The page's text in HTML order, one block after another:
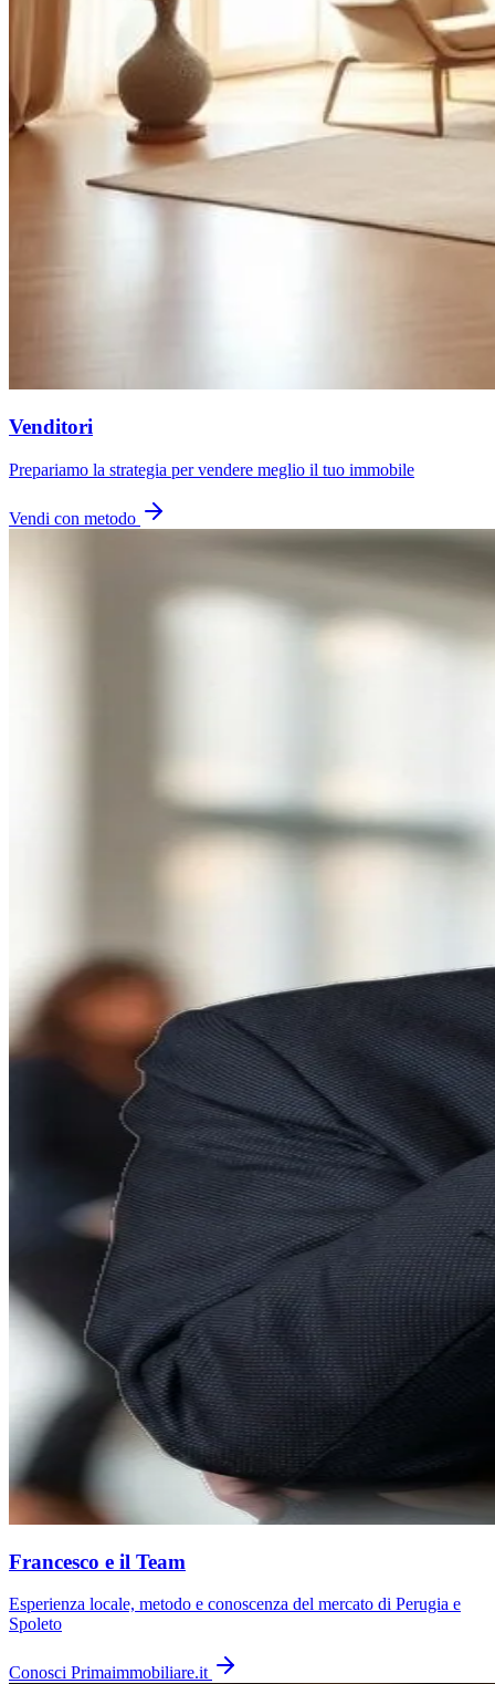
Venditori
Prepariamo la strategia per vendere meglio il tuo immobile
Vendi con metodo
Francesco e il Team
Esperienza locale, metodo e conoscenza del mercato di Perugia e
Spoleto
Conosci Primaimmobiliare.it